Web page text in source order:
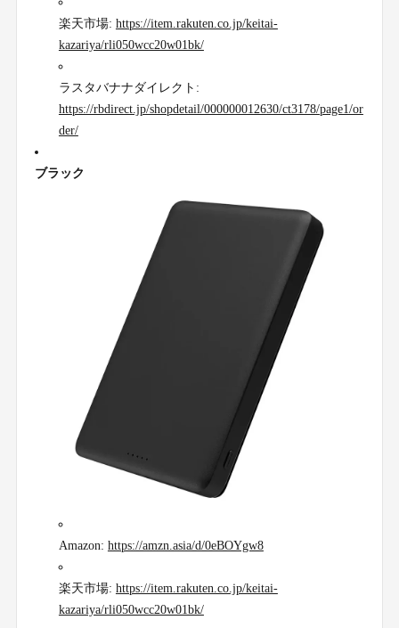
楽天市場: https://item.rakuten.co.jp/keitai-
kazariya/rli050wcc20w01bk/
ラスタバナナダイレクト:
https://rbdirect.jp/shopdetail/000000012630/ct3178/page1/or
der/
ブラック
Amazon: https://amzn.asia/d/0eBOYgw8
楽天市場: https://item.rakuten.co.jp/keitai-
kazariya/rli050wcc20w01bk/